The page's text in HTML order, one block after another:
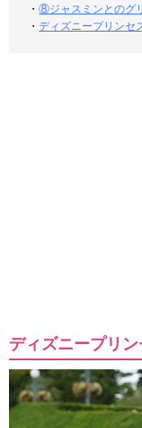
・⑧ジャスミンとのグ
・ディズニープリンセ
ディズニープリ